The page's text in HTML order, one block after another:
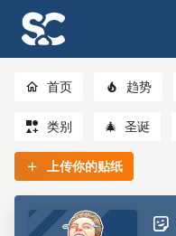
首页 趋势
类别 🎄 圣诞
上传你的贴纸